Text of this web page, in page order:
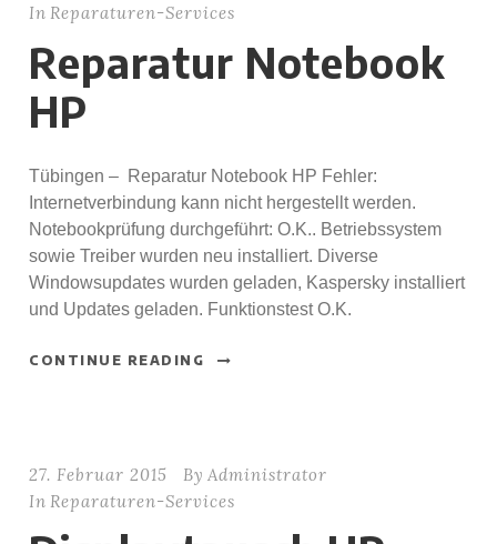
In Reparaturen-Services
Reparatur Notebook
HP
Tübingen – Reparatur Notebook HP Fehler:
Internetverbindung kann nicht hergestellt werden.
Notebookprüfung durchgeführt: O.K.. Betriebssystem
sowie Treiber wurden neu installiert. Diverse
Windowsupdates wurden geladen, Kaspersky installiert
und Updates geladen. Funktionstest O.K.
CONTINUE READING
27. Februar 2015 By Administrator
In Reparaturen-Services